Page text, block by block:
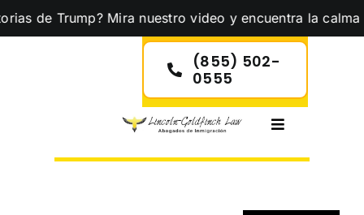
Skip
Mira nuestro video y encuentra la calma que
(855) 502-
0555
Toggle